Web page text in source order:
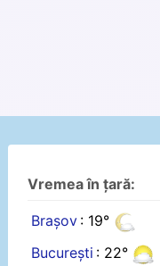
Vremea în țară:
Brașov : 19°
București : 22°